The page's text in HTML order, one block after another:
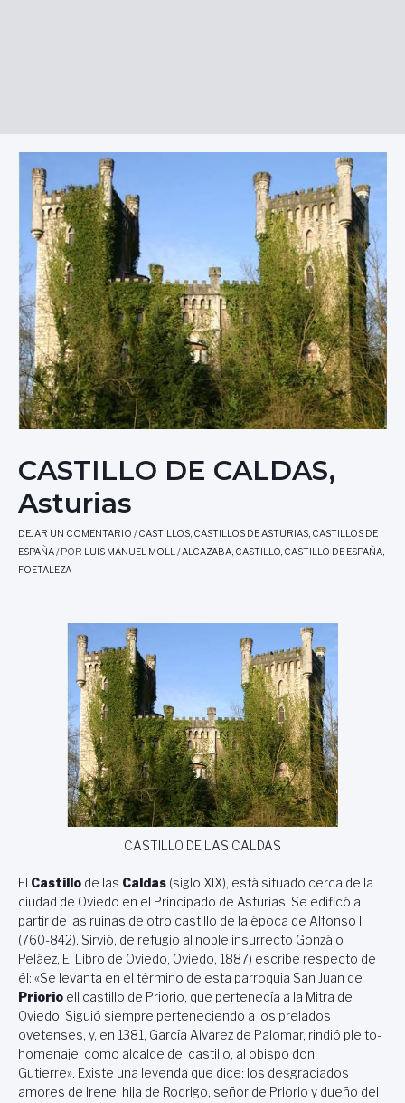
CASTILLO DE CALDAS,
Asturias
DEJAR UN COMENTARIO /CASTILLOS CASTILLOS DE ASTURIAS CASTILLOS DE
ESPAÑA/ POR LUIS MANUEL MOLL /ALCAZABA CASTILLO CASTILLO DE ESPAÑA
FOETALEZA
CASTILLO DE LAS CALDAS
El Castillo de las Caldas (siglo XIX), está situado cerca de la
ciudad de Oviedo en el Principado de Asturias. Se edificó a
partir de las ruinas de otro castillo de la época de Alfonso II
(760-842). Sirvió, de refugio al noble insurrecto Gonzálo
Peláez, El Libro de Oviedo, Oviedo, 1887) escribe respecto de
él: «Se levanta en el término de esta parroquia San Juan de
Priorio ell castillo de Priorio, que pertenecía a la Mitra de
Oviedo. Siguió siempre perteneciendo a los prelados
ovetenses, y, en 1381, García Alvarez de Palomar, rindió pleito-
homenaje, como alcalde del castillo, al obispo don
Gutierre». Existe una leyenda que dice: los desgraciados
amores de Irene, hija de Rodrigo, señor de Priorio y dueño del